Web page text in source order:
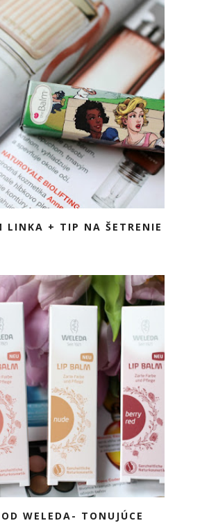
LINKA + TIP NA ŠETRENIE
WELEDA- TONUJÚCE